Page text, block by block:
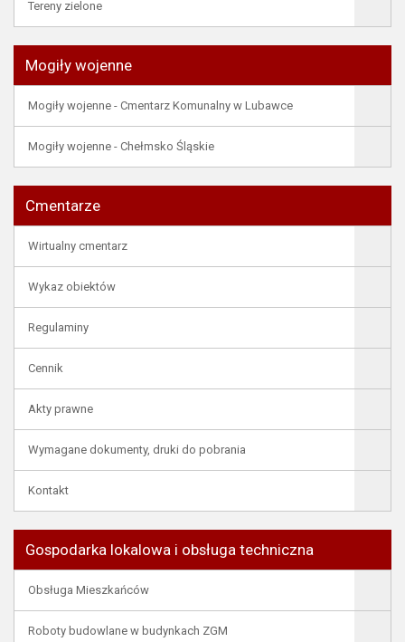
Tereny zielone
Mogiły wojenne
Mogiły wojenne - Cmentarz Komunalny w Lubawce
Mogiły wojenne - Chełmsko Śląskie
Cmentarze
Wirtualny cmentarz
Wykaz obiektów
Regulaminy
Cennik
Akty prawne
Wymagane dokumenty, druki do pobrania
Kontakt
Gospodarka lokalowa i obsługa techniczna
Obsługa Mieszkańców
Roboty budowlane w budynkach ZGM